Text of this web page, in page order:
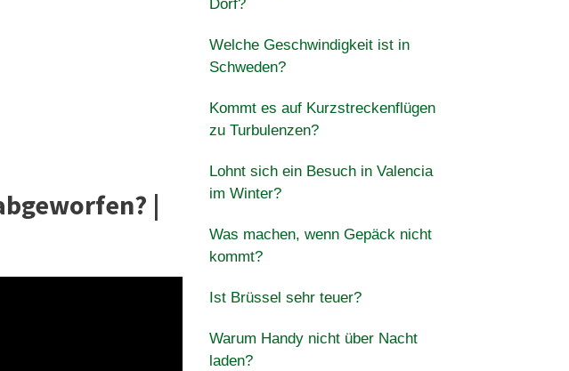
|
Dorf?
Welche Geschwindigkeit ist in
Schweden?
Kommt es auf Kurzstreckenflügen
zu Turbulenzen?
Lohnt sich ein Besuch in Valencia
im Winter?
Was machen, wenn Gepäck nicht
kommt?
Ist Brüssel sehr teuer?
Warum Handy nicht über Nacht
laden?